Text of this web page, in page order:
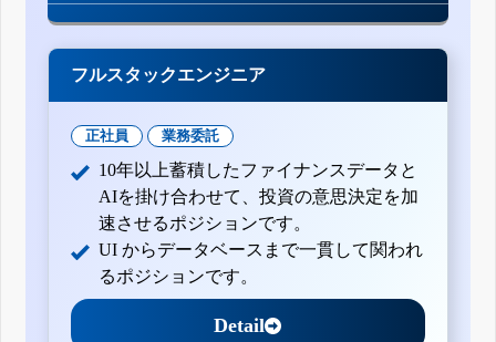
フルスタックエンジニア
正社員 業務委託
10年以上蓄積したファイナンスデータと
AIを掛け合わせて、投資の意思決定を加
速させるポジションです。
UI からデータベースまで一貫して関われ
るポジションです。
Detail